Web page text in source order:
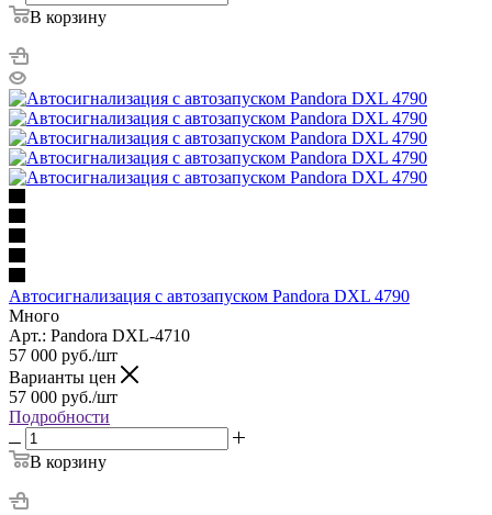
В корзину
Автосигнализация с автозапуском Pandora DXL 4790
Много
Арт.: Pandora DXL-4710
57 000 руб./шт
Варианты цен
57 000 руб./шт
Подробности
В корзину